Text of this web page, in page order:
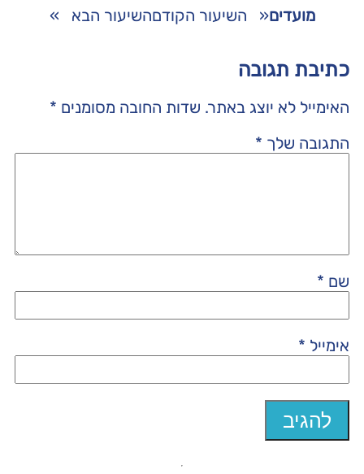
מועדים« השיעור הקודםהשיעור הבא »
כתיבת תגובה
האימייל לא יוצג באתר. שדות החובה מסומנים *
התגובה שלך *
שם *
אימייל *